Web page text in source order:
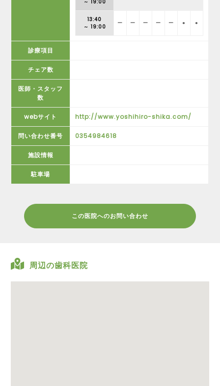
～ 19:00
13:40
～ 19:00
ー ー ー ー ー ● ●
診療項目
チェア数
医師・スタッフ
数
webサイト http://www.yoshihiro-shika.com/
問い合わせ番号 0354984618
施設情報
駐車場
この医院へのお問い合わせ
周辺の歯科医院